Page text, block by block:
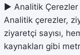
► Analitik Çerezler
Analitik çerezler,
ziyaretçi sayısı,
kaynakları gibi